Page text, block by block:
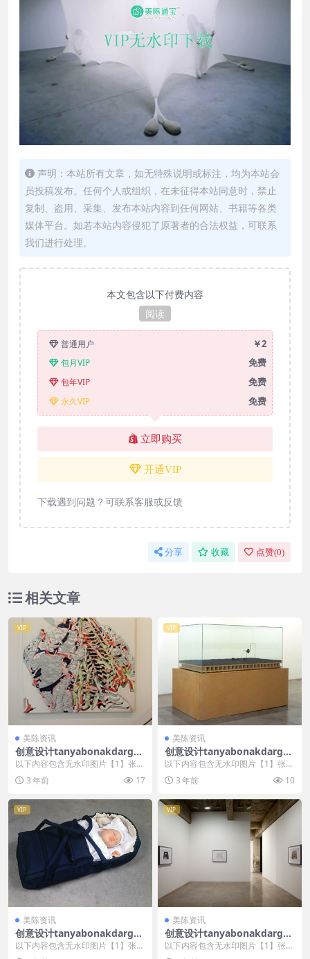
声明：本站所有文章，如无特殊说明或标注，均为本站会
员投稿发布。任何个人或组织，在未征得本站同意时，禁止
复制、盗用、采集、发布本站内容到任何网站、书籍等各类
媒体平台。如若本站内容侵犯了原著者的合法权益，可联系
我们进行处理。
本文包含以下付费内容
阅读
普通用户 ￥2
包月VIP 免费
包年VIP 免费
永久VIP 免费
立即购买
开通VIP
下载遇到问题？可联系客服或反馈
分享 收藏 点赞(0)
相关文章
VIP
美陈资讯
创意设计tanyabonakdargall
ery美陈创意 (441)
以下内容包含无水印图片【1】张
，开通会员无障碍浏览 开通VIP会
员 3 年前 17
VIP
美陈资讯
创意设计tanyabonakdargall
ery美陈创意 (1615)
以下内容包含无水印图片【1】张
，开通会员无障碍浏览 开通VIP会
员 3 年前 10
VIP
美陈资讯
创意设计tanyabonakdargall
ery美陈创意 (466)
以下内容包含无水印图片【1】张
，开通会员无障碍浏览 开通VIP会
VIP
美陈资讯
创意设计tanyabonakdargall
ery美陈创意 (1195)
以下内容包含无水印图片【1】张
，开通会员无障碍浏览 开通VIP会